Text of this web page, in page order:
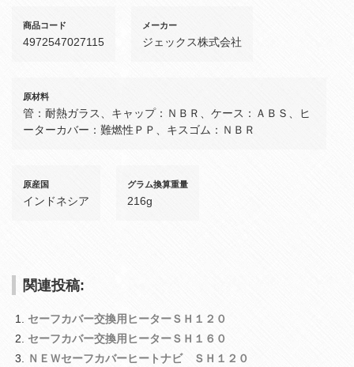
商品コード
4972547027115
メーカー
ジェックス株式会社
原材料
管：耐熱ガラス、キャップ：ＮＢＲ、ケース：ＡＢＳ、ヒ
ーターカバー：難燃性ＰＰ、キスゴム：ＮＢＲ
原産国
インドネシア
グラム換算重量
216g
関連投稿:
セーフカバー交換用ヒーターＳＨ１２０
セーフカバー交換用ヒーターＳＨ１６０
ＮＥＷセーフカバーヒートナビ ＳＨ１２０